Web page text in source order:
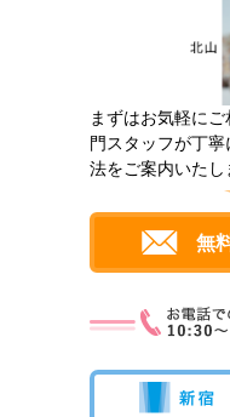
まずはお気軽に
門スタッフが丁
法をご案内いたし
無